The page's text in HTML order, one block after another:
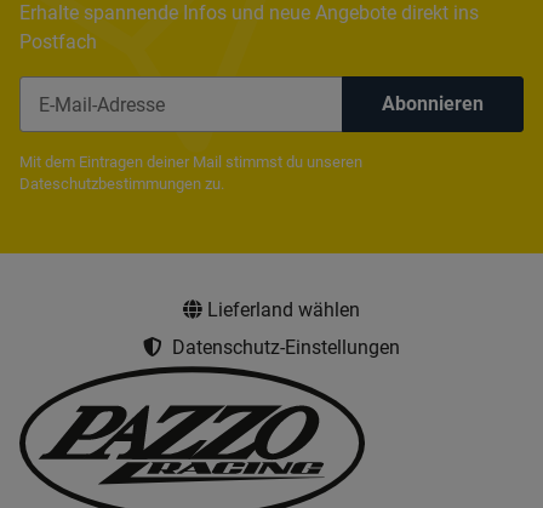
Erhalte spannende Infos und neue Angebote direkt ins
Postfach
Abonnieren
Mit dem Eintragen deiner Mail stimmst du unseren
Dateschutzbestimmungen zu.
Lieferland wählen
Datenschutz-Einstellungen